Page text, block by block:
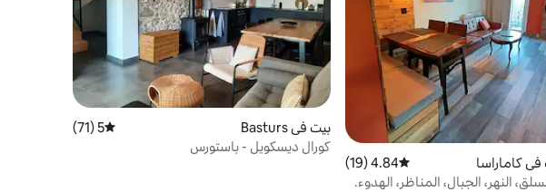
كاماراسا متوسط التقييم 4.84 من 5، 19 مراجعات
4.84 (19)
النهر، الجبال، المناظر، الهدوء.
بيت في Basturs متوسط التقييم 5 من 5، 71 مراجعات
5 (71)
كورال ديسكويل - باستورس